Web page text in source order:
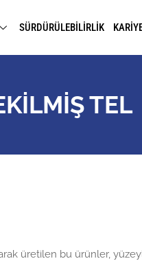
SÜRDÜRÜLEBİLİRLİK
TEL
üretilen bu ürünler,